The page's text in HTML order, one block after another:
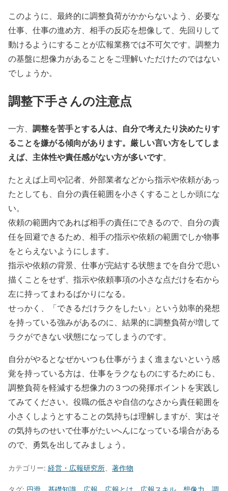
このように、最終的に調整負荷がかからないよう、必要な
仕事、仕事の進め方、相手の反応を想像して、先回りして
動けるようにすることが広報業務では不可欠です。調整力
の基盤に想像力があることをご理解いただけたのではない
でしょうか。
調整下手さんの注意点
一方、 調整を苦手とする人は、自分で考えたり決めたりす
ることを嫌がる傾向があります。厳しい言い方をしてしま
えば、主体性や責任感がない方が多いです。
たとえば上司や記者、外部業者などから指示や依頼があっ
たとしても、自分の責任範囲を小さくすることしか頭にな
い。
依頼の範囲内であれば相手の責任にできるので、自分の責
任を回避できるため、相手の指示や依頼の範囲でしか物事
をとらえないようにします。
指示や依頼の背景、仕事が完結する状態までを自分で思い
描くことをせず、指示や依頼事項の小さな点だけを右から
左に持ってまわるばかりになる。
せっかく、「できるだけラクをしたい」という効率的発想
を持っている強みがあるのに、結果的に調整負荷が増して
ラクができない状態になってしまうのです。
自分がやるとなぜかいつも仕事がうまく進まないという感
覚を持っている方は、仕事をラクなものにするためにも、
調整負荷を軽減する想像力の３つの発揮ポイントを実践し
てみてください。役職の低さや自信のなさから責任範囲を
小さくしようとすることの気持ちは理解しますが、実はそ
の気持ちのせいで仕事がたいへんになっている場合がある
ので、勇気を出してみましょう。
カテゴリー: 経営・広報研究所、 著作物